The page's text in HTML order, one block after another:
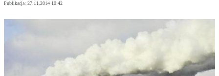
Publikacja: 27.11.2014 10:42